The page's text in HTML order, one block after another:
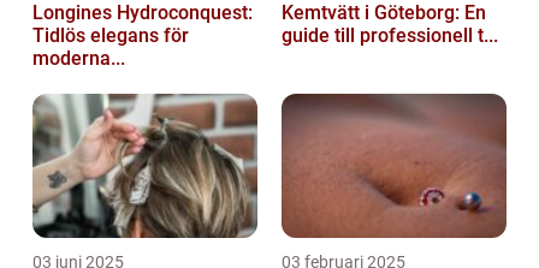
Longines Hydroconquest:
Tidlös elegans för
moderna...
Kemtvätt i Göteborg: En
guide till professionell t...
03 juni 2025 03 februari 2025